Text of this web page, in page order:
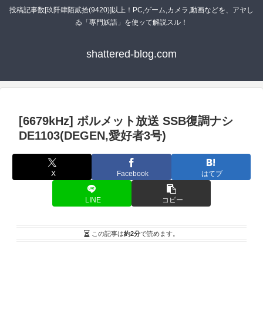
投稿記事数[玖阡肆陌貳拾(9420)]以上！PC,ゲーム,カメラ,動画などを、アヤし
ゐ「專門妖語」を使ッて解説スル！
shattered-blog.com
[6679kHz] ボルメット放送 SSB復調ナシ
DE1103(DEGEN,愛好者3号)
X Facebook はてブ
LINE コピー
この記事は約2分で読めます。